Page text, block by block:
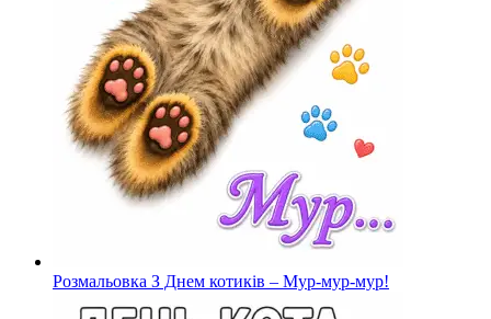
Розмальовка З Днем котиків – Мур-мур-мур!